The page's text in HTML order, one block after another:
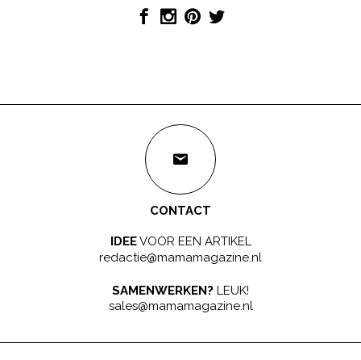
CONTACT
IDEEVOOR EEN ARTIKEL
redactie@mamamagazine.nl
SAMENWERKEN? LEUK!
sales@mamamagazine.nl